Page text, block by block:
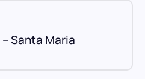
Santa Maria